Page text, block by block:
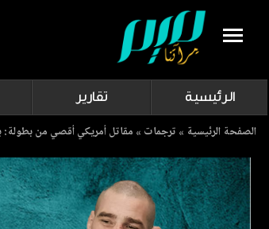
الرئيسية تقارير
Breadcrumb
الصفحة الرئيسية ترجمات مقاتل أمريكي أقصي من بطولة: